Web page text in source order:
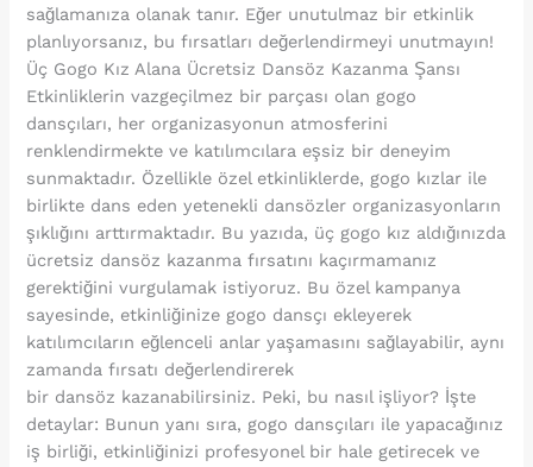
sağlamanıza olanak tanır. Eğer unutulmaz bir etkinlik
planlıyorsanız, bu fırsatları değerlendirmeyi unutmayın!
Üç Gogo Kız Alana Ücretsiz Dansöz Kazanma Şansı
Etkinliklerin vazgeçilmez bir parçası olan gogo
dansçıları, her organizasyonun atmosferini
renklendirmekte ve katılımcılara eşsiz bir deneyim
sunmaktadır. Özellikle özel etkinliklerde, gogo kızlar ile
birlikte dans eden yetenekli dansözler organizasyonların
şıklığını arttırmaktadır. Bu yazıda, üç gogo kız aldığınızda
ücretsiz dansöz kazanma fırsatını kaçırmamanız
gerektiğini vurgulamak istiyoruz. Bu özel kampanya
sayesinde, etkinliğinize gogo dansçı ekleyerek
katılımcıların eğlenceli anlar yaşamasını sağlayabilir, aynı
zamanda fırsatı değerlendirerek
bir dansöz kazanabilirsiniz. Peki, bu nasıl işliyor? İşte
detaylar: Bunun yanı sıra, gogo dansçıları ile yapacağınız
iş birliği, etkinliğinizi profesyonel bir hale getirecek ve